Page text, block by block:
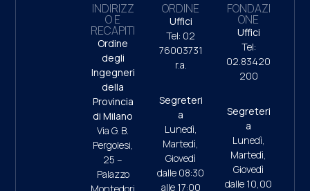
INDIRIZZ
O E
RECAPITI
Ordine
degli
Ingegneri
della
Provincia
di Milano
Via G. B.
Pergolesi,
25 –
Palazzo
ORDINE
Uffici
Tel: 02
76003731
r.a.
Segreteri
a
Lunedì,
Martedì,
Giovedì
dalle 08:30
alle 17:00
FONDAZI
ONE
Uffici
Tel:
02.83420
200
Segreteri
a
Lunedì,
Martedì,
Giovedì
dalle 10,00